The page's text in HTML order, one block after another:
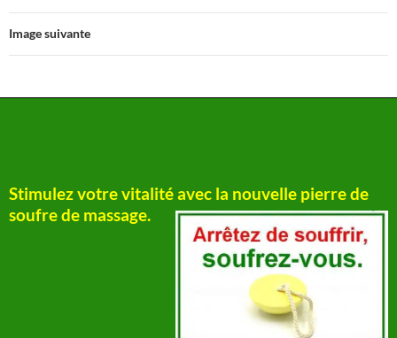
Image suivante
Stimulez votre vitalité avec la nouvelle pierre de
soufre de massage.